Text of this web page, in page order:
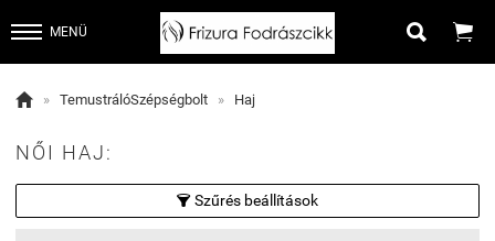
MENÜ  
 » TemustrálóSzépségbolt » Haj
NŐI HAJ:
 Szűrés beállítások